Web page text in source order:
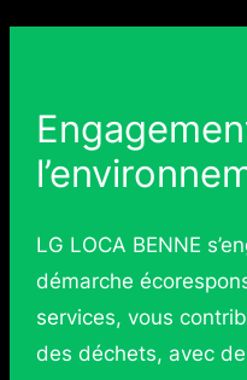
LG LOCA BENNE
démarche
services, vous
des déchets, avec